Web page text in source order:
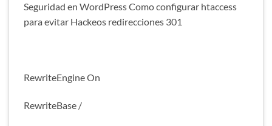
Seguridad en WordPress Como configurar htaccess
para evitar Hackeos redirecciones 301
RewriteEngine On
RewriteBase /